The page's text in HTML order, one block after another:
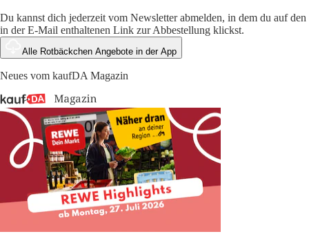
Du kannst dich jederzeit vom Newsletter abmelden, in dem du auf den
in der E-Mail enthaltenen Link zur Abbestellung klickst.
Alle Rotbäckchen Angebote in der App
Neues vom kaufDA Magazin